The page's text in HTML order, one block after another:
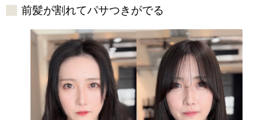
前髪が割れてパサつきがでる